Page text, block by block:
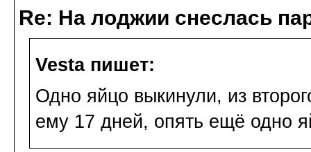
Re: На лоджии снеслась
Vesta пишет:
Одно яйцо выкинули, из
ему 17 дней, опять ещё одно